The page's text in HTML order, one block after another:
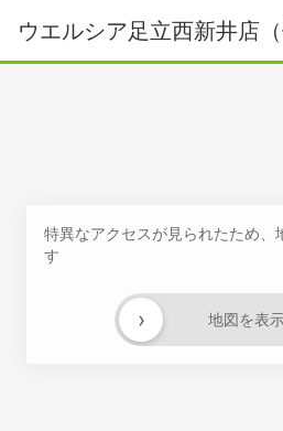
ウエルシア足立西新井店（
特異なアクセスが見られたため、
す
地図を表
›